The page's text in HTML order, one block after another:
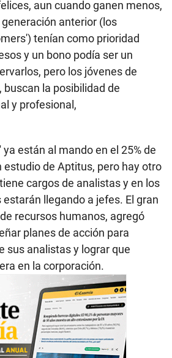
aun cuando ganen menos,
anterior (los
tenían como prioridad
y un bono podía ser un
pero los jóvenes de
la posibilidad de
y profesional,
están al mando en el 25% de
estudio de Aptitus, pero hay otro
cargos de analistas y en los
llegando a jefes. El gran
recursos humanos, agregó
planes de acción para
sus analistas y lograr que
en la corporación.